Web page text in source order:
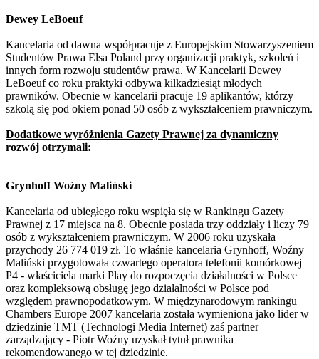
Dewey LeBoeuf
Kancelaria od dawna współpracuje z Europejskim Stowarzyszeniem
Studentów Prawa Elsa Poland przy organizacji praktyk, szkoleń i
innych form rozwoju studentów prawa. W Kancelarii Dewey
LeBoeuf co roku praktyki odbywa kilkadziesiąt młodych
prawników. Obecnie w kancelarii pracuje 19 aplikantów, którzy
szkolą się pod okiem ponad 50 osób z wykształceniem prawniczym.
Dodatkowe wyróżnienia Gazety Prawnej za dynamiczny
rozwój otrzymali:
Grynhoff Woźny Maliński
Kancelaria od ubiegłego roku wspięła się w Rankingu Gazety
Prawnej z 17 miejsca na 8. Obecnie posiada trzy oddziały i liczy 79
osób z wykształceniem prawniczym. W 2006 roku uzyskała
przychody 26 774 019 zł. To właśnie kancelaria Grynhoff, Woźny
Maliński przygotowała czwartego operatora telefonii komórkowej
P4 - właściciela marki Play do rozpoczęcia działalności w Polsce
oraz kompleksową obsługę jego działalności w Polsce pod
względem prawnopodatkowym. W międzynarodowym rankingu
Chambers Europe 2007 kancelaria została wymieniona jako lider w
dziedzinie TMT (Technologi Media Internet) zaś partner
zarządzający - Piotr Woźny uzyskał tytuł prawnika
rekomendowanego w tej dziedzinie.